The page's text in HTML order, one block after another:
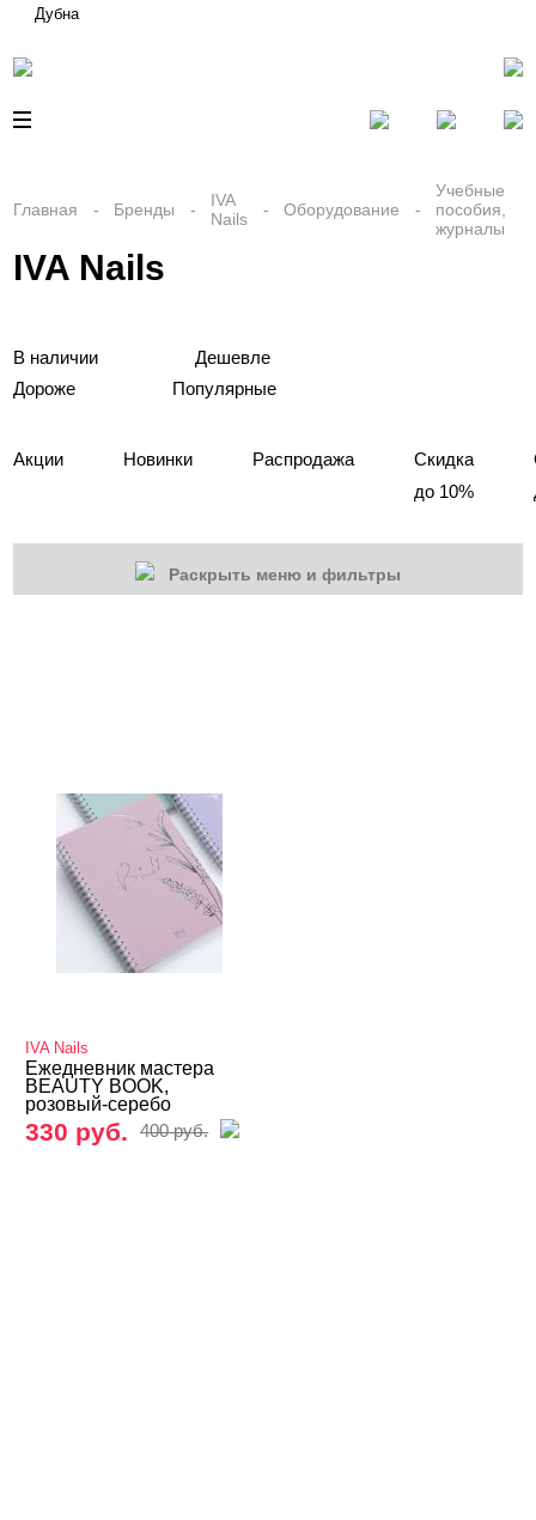
Дубна
Главная Бренды
IVA
Nails
Оборудование
Учебные
пособия,
журналы
IVA Nails
В наличии
Дешевле
Дороже
Популярные
Акции Новинки Распродажа
Скидка
до 10%
Раскрыть меню и фильтры
Оборудование
Одежда для мастеров
Учебные пособия, журналы
Книги для записи клиентов
IVA Nails
Ежедневник мастера
BEAUTY BOOK,
розовый-серебо
330 руб. 400 руб.